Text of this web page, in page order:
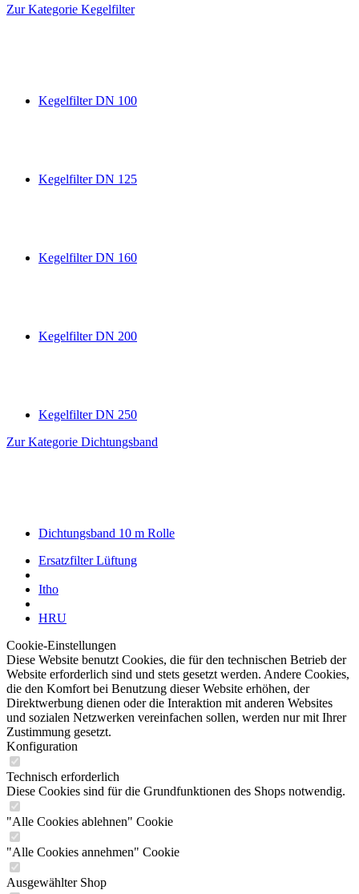
Zur Kategorie Kegelfilter
Kegelfilter DN 100
Kegelfilter DN 125
Kegelfilter DN 160
Kegelfilter DN 200
Kegelfilter DN 250
Zur Kategorie Dichtungsband
Dichtungsband 10 m Rolle
Ersatzfilter Lüftung
Itho
HRU
Cookie-Einstellungen
Diese Website benutzt Cookies, die für den technischen Betrieb der
Website erforderlich sind und stets gesetzt werden. Andere Cookies,
die den Komfort bei Benutzung dieser Website erhöhen, der
Direktwerbung dienen oder die Interaktion mit anderen Websites
und sozialen Netzwerken vereinfachen sollen, werden nur mit Ihrer
Zustimmung gesetzt.
Konfiguration
Technisch erforderlich
Diese Cookies sind für die Grundfunktionen des Shops notwendig.
"Alle Cookies ablehnen" Cookie
"Alle Cookies annehmen" Cookie
Ausgewählter Shop